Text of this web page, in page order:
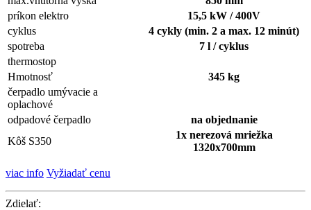
príkon elektro
15,5 kW / 400V
cyklus
4 cykly (min. 2 a max. 12 minút)
spotreba
7 l / cyklus
thermostop
Hmotnosť
345 kg
čerpadlo umývacie a
oplachové
odpadové čerpadlo
na objednanie
Kôš S350
1x nerezová mriežka
1320x700mm
viac info Vyžiadať cenu
Zdielať: